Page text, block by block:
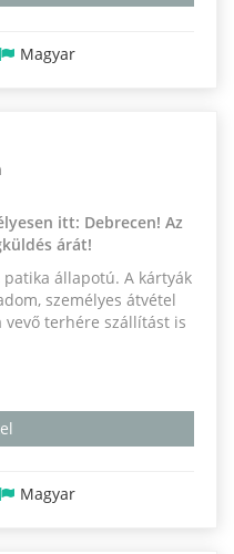
Magyar
itt: Debrecen! Az
árát!
állapotú. A kártyák
személyes átvétel
vevő terhére szállítást is
Magyar